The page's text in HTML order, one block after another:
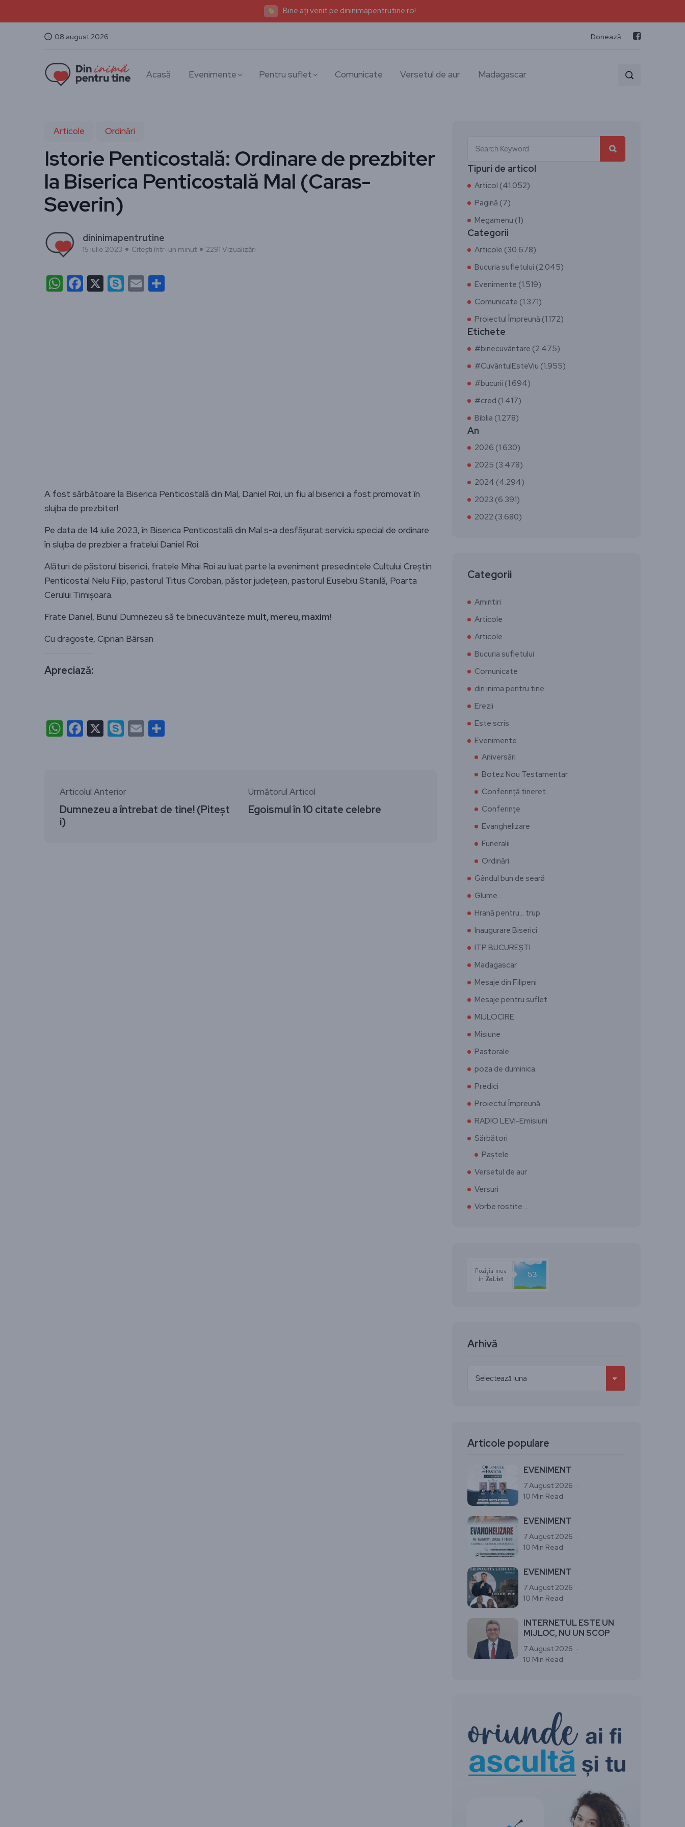
Bine ați venit pe dininimapentrutine.ro!
08 august 2026 Donează
Acasă Evenimente Pentru suflet Comunicate Versetul de aur Madagascar
Articole Ordinări
Istorie Penticostală: Ordinare de prezbiter
la Biserica Penticostală Mal (Caras-
Severin)
dininimapentrutine
15 iulie 2023 Citești într-un minut 2291 Vizualizări
WhatsApp
Facebook
X Skype
Email
A fost sărbătoare la Biserica Penticostală din Mal, Daniel Roi, un fiu al bisericii a fost promovat în
slujba de prezbiter!
Pe data de 14 iulie 2023, în Biserica Penticostală din Mal s-a desfășurat serviciu special de ordinare
în slujba de prezbier a fratelui Daniel Roi.
Alături de păstorul bisericii, fratele Mihai Roi au luat parte la eveniment presedintele Cultului Creștin
Penticostal Nelu Filip, pastorul Titus Coroban, păstor județean, pastorul Eusebiu Stanilă, Poarta
Cerului Timișoara.
Frate Daniel, Bunul Dumnezeu să te binecuvânteze mult, mereu, maxim!
Cu dragoste, Ciprian Bârsan
Apreciază:
WhatsApp
Facebook
X Skype
Email
Articolul Anterior
Dumnezeu a întrebat de tine! (Piteșt
i)
Următorul Articol
Egoismul în 10 citate celebre
Tipuri de articol
Articol (41.052)
Pagină (7)
Megamenu (1)
Categorii
Articole (30.678)
Bucuria sufletului (2.045)
Evenimente (1.519)
Comunicate (1.371)
Proiectul Împreună (1.172)
Etichete
#binecuvântare (2.475)
#CuvântulEsteViu (1.955)
#bucurii (1.694)
#cred (1.417)
Biblia (1.278)
An
2026 (1.630)
2025 (3.478)
2024 (4.294)
2023 (6.391)
2022 (3.680)
Categorii
Amintiri
Articole
Articole
Bucuria sufletului
Comunicate
din inima pentru tine
Erezii
Este scris
Evenimente
Aniversări
Botez Nou Testamentar
Conferință tineret
Conferințe
Evanghelizare
Funeralii
Ordinări
Gândul bun de seară
Glume…
Hrană pentru… trup
Inaugurare Biserici
ITP BUCUREȘTI
Madagascar
Mesaje din Filipeni
Mesaje pentru suflet
MIJLOCIRE
Misiune
Pastorale
poza de duminica
Predici
Proiectul Împreună
RADIO LEVI-Emisiuni
Sărbători
Paștele
Versetul de aur
Versuri
Vorbe rostite ….
Arhivă
Articole populare
EVENIMENT
7 August 2026
10 Min Read
EVENIMENT
7 August 2026
10 Min Read
EVENIMENT
7 August 2026
10 Min Read
INTERNETUL ESTE UN
MIJLOC, NU UN SCOP
7 August 2026
10 Min Read